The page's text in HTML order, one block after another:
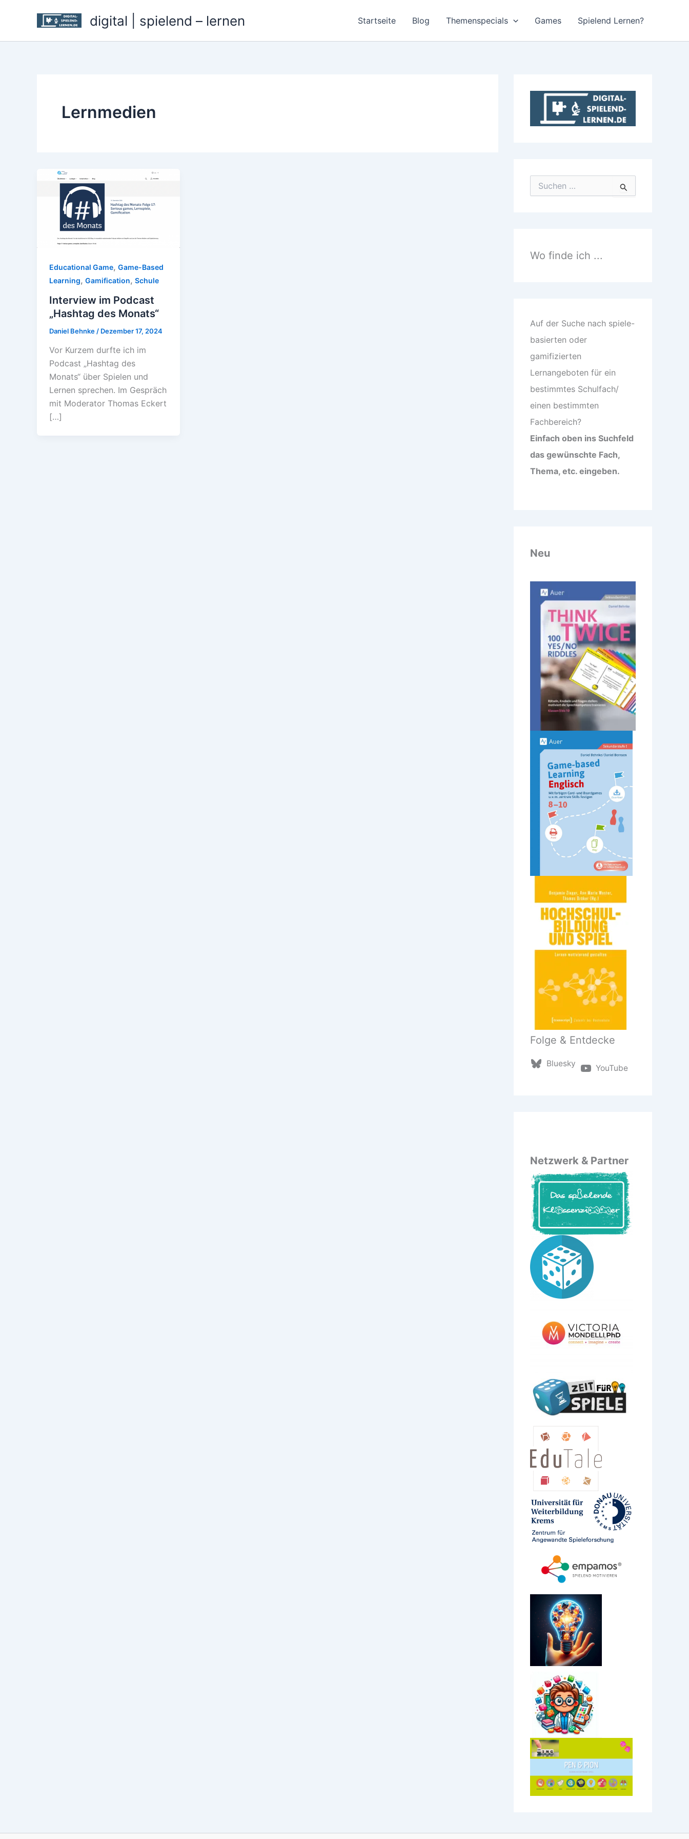
digital | spielend – lernen Startseite Blog Themenspecials Games Spielend Lernen?
Lernmedien
Educational Game, Game-Based
Learning, Gamification, Schule
Interview im Podcast
„Hashtag des Monats“
Daniel Behnke / Dezember 17, 2024
Vor Kurzem durfte ich im
Podcast „Hashtag des
Monats“ über Spielen und
Lernen sprechen. Im Gespräch
mit Moderator Thomas Eckert
[…]
a
c
Wo finde ich ...
Auf der Suche nach spiele-
basierten oder
gamifizierten
Lernangeboten für ein
bestimmtes Schulfach/
einen bestimmten
Fachbereich?
Einfach oben ins Suchfeld
das gewünschte Fach,
Thema, etc. eingeben.
Neu
Folge & Entdecke
Bluesky YouTube
Netzwerk & Partner